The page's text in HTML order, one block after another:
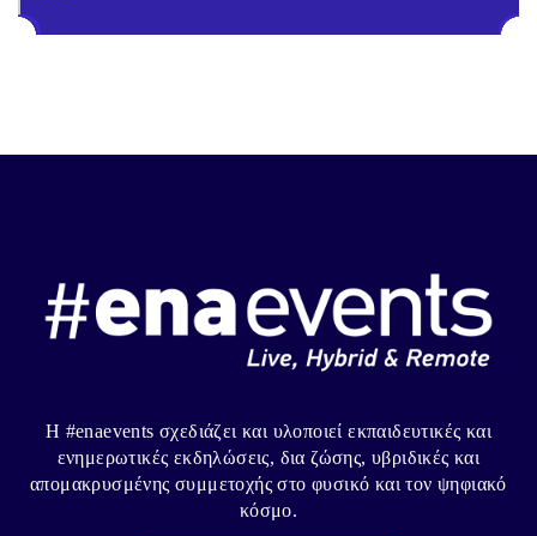
Η #enaevents σχεδιάζει και υλοποιεί εκπαιδευτικές και
ενημερωτικές εκδηλώσεις, δια ζώσης, υβριδικές και
απομακρυσμένης συμμετοχής στο φυσικό και τον ψηφιακό
κόσμο.